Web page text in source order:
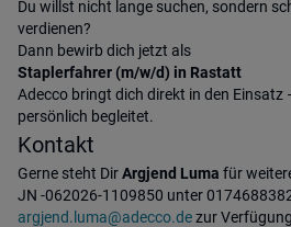
Du willst nicht lange suchen, sondern
verdienen?
Dann bewirb dich jetzt als
Staplerfahrer (m/w/d) in Rastatt
Adecco bringt dich direkt in den Einsatz
persönlich begleitet.
Kontakt
Gerne steht DirArgjend Luma für
JN -062026-1109850 unter
argjend.luma@adecco.dezur